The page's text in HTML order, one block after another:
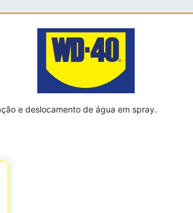
e deslocamento de água em spray.